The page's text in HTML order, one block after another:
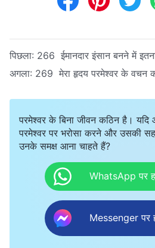
पिछला: 266 ईमानदार इंसान बनने में
अगला: 269 मेरा हृदय परमेश्वर के वचन
परमेश्वर के बिना जीवन कठिन है।
परमेश्वर पर भरोसा करने और उसकी
उनके समक्ष आना चाहते हैं?
WhatsApp पर
Messenger पर